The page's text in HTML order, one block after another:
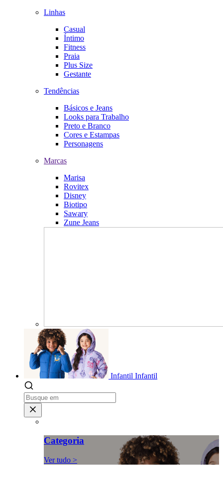
Linhas
Casual
Íntimo
Fitness
Praia
Plus Size
Gestante
Tendências
Básicos e Jeans
Looks para Trabalho
Preto e Branco
Cores e Estampas
Personagens
Marcas
Marisa
Rovitex
Disney
Biotipo
Sawary
Zune Jeans
Infantil Infantil
Categoria
Ver tudo >